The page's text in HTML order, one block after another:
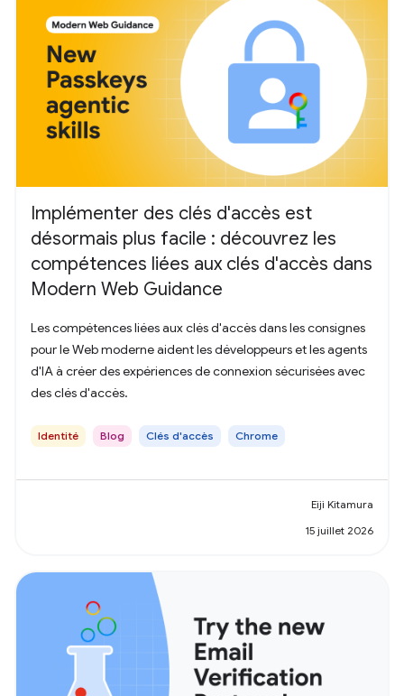
Implémenter des clés d'accès est
désormais plus facile : découvrez les
compétences liées aux clés d'accès dans
Modern Web Guidance
Les compétences liées aux clés d'accès dans les consignes
pour le Web moderne aident les développeurs et les agents
d'IA à créer des expériences de connexion sécurisées avec
des clés d'accès.
Identité Blog Clés d'accès Chrome
Eiji Kitamura
15 juillet 2026